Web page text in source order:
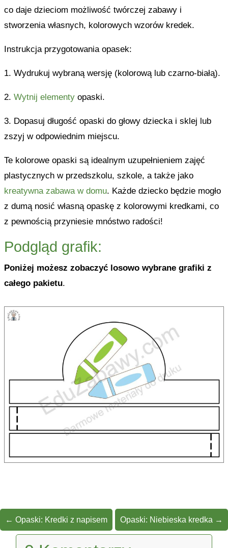
co daje dzieciom możliwość twórczej zabawy i
stworzenia własnych, kolorowych wzorów kredek.
Instrukcja przygotowania opasek:
1. Wydrukuj wybraną wersję (kolorową lub czarno-białą).
2. Wytnij elementyopaski.
3. Dopasuj długość opaski do głowy dziecka i sklej lub
zszyj w odpowiednim miejscu.
Te kolorowe opaski są idealnym uzupełnieniem zajęć
plastycznych w przedszkolu, szkole, a także jako
kreatywna zabawa w domu. Każde dziecko będzie mogło
z dumą nosić własną opaskę z kolorowymi kredkami, co
z pewnością przyniesie mnóstwo radości!
Podgląd grafik:
Poniżej możesz zobaczyć losowo wybrane grafiki z
całego pakietu.
← Opaski: Kredki z napisem Opaski: Niebieska kredka →